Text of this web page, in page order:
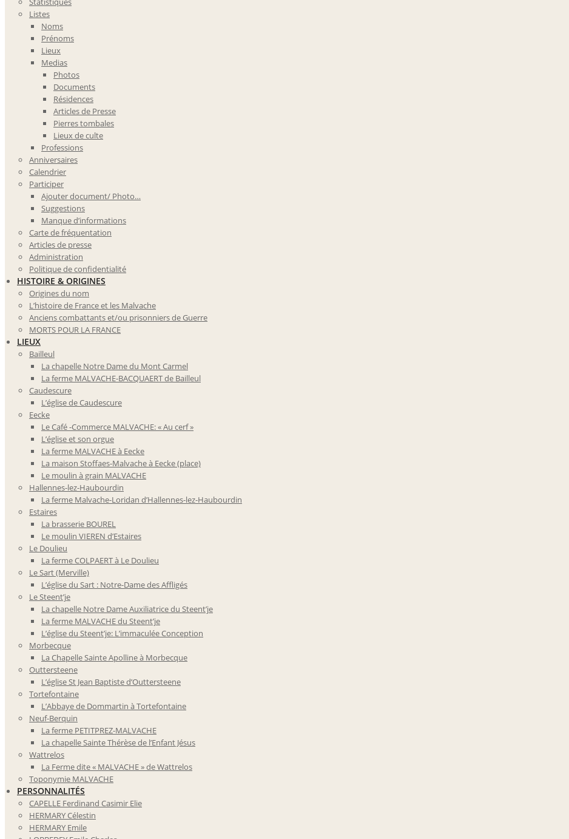
Listes
Noms
Prénoms
Lieux
Medias
Photos
Documents
Résidences
Articles de Presse
Pierres tombales
Lieux de culte
Professions
Anniversaires
Calendrier
Participer
Ajouter document/ Photo…
Suggestions
Manque d’informations
Carte de fréquentation
Articles de presse
Administration
Politique de confidentialité
HISTOIRE & ORIGINES
Origines du nom
L’histoire de France et les Malvache
Anciens combattants et/ou prisonniers de Guerre
MORTS POUR LA FRANCE
LIEUX
Bailleul
La chapelle Notre Dame du Mont Carmel
La ferme MALVACHE-BACQUAERT de Bailleul
Caudescure
L’église de Caudescure
Eecke
Le Café -Commerce MALVACHE: « Au cerf »
L’église et son orgue
La ferme MALVACHE à Eecke
La maison Stoffaes-Malvache à Eecke (place)
Le moulin à grain MALVACHE
Hallennes-lez-Haubourdin
La ferme Malvache-Loridan d’Hallennes-lez-Haubourdin
Estaires
La brasserie BOUREL
Le moulin VIEREN d’Estaires
Le Doulieu
La ferme COLPAERT à Le Doulieu
Le Sart (Merville)
L’église du Sart : Notre-Dame des Affligés
Le Steent’je
La chapelle Notre Dame Auxiliatrice du Steent’je
La ferme MALVACHE du Steent’je
L’église du Steent’je: L’immaculée Conception
Morbecque
La Chapelle Sainte Apolline à Morbecque
Outtersteene
L’église St Jean Baptiste d’Outtersteene
Tortefontaine
L’Abbaye de Dommartin à Tortefontaine
Neuf-Berquin
La ferme PETITPREZ-MALVACHE
La chapelle Sainte Thérèse de l’Enfant Jésus
Wattrelos
La Ferme dite « MALVACHE » de Wattrelos
Toponymie MALVACHE
PERSONNALITÉS
CAPELLE Ferdinand Casimir Elie
HERMARY Célestin
HERMARY Emile